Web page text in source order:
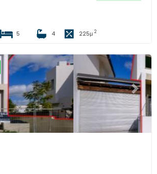
5 4 225μ 2
Επόμενο